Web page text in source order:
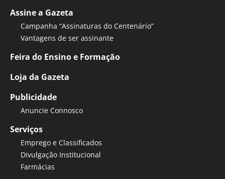
Assine a Gazeta
Campanha “Assinaturas do Centenário”
Vantagens de ser assinante
Feira do Ensino e Formação
Loja da Gazeta
Publicidade
Anuncie Connosco
Serviços
Emprego e Classificados
Divulgação Institucional
Farmácias